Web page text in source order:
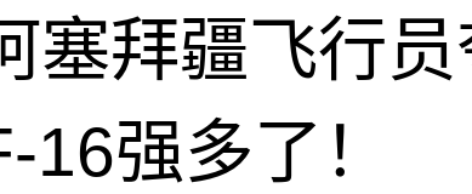
塞拜疆飞行
16强多了！